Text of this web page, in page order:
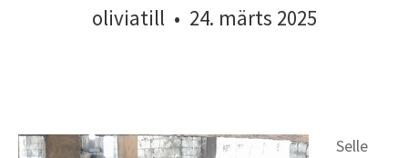
oliviatill • 24. märts 2025
Selle